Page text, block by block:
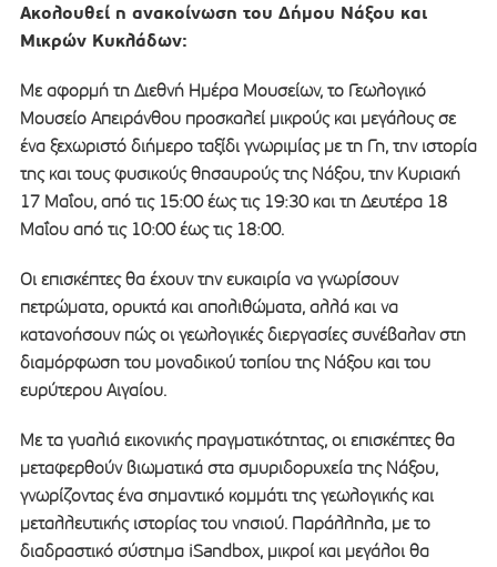
Ακολουθεί η ανακοίνωση του Δήμου Νάξου και
Μικρών Κυκλάδων:
Με αφορμή τη Διεθνή Ημέρα Μουσείων, το Γεωλογικό
Μουσείο Απειράνθου προσκαλεί μικρούς και μεγάλους σε
ένα ξεχωριστό διήμερο ταξίδι γνωριμίας με τη Γη, την ιστορία
της και τους φυσικούς θησαυρούς της Νάξου, την Κυριακή
17 Μαΐου, από τις 15:00 έως τις 19:30 και τη Δευτέρα 18
Μαΐου από τις 10:00 έως τις 18:00.
Οι επισκέπτες θα έχουν την ευκαιρία να γνωρίσουν
πετρώματα, ορυκτά και απολιθώματα, αλλά και να
κατανοήσουν πώς οι γεωλογικές διεργασίες συνέβαλαν στη
διαμόρφωση του μοναδικού τοπίου της Νάξου και του
ευρύτερου Αιγαίου.
Με τα γυαλιά εικονικής πραγματικότητας, οι επισκέπτες θα
μεταφερθούν βιωματικά στα σμυριδορυχεία της Νάξου,
γνωρίζοντας ένα σημαντικό κομμάτι της γεωλογικής και
μεταλλευτικής ιστορίας του νησιού. Παράλληλα, με το
διαδραστικό σύστημα iSandbox, μικροί και μεγάλοι θα